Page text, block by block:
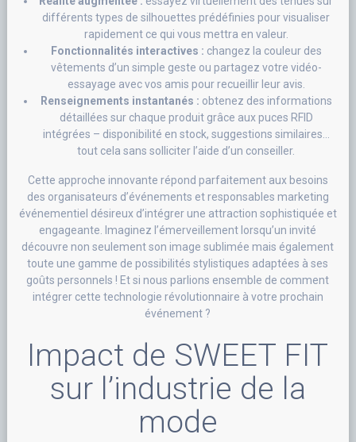
différents types de silhouettes prédéfinies pour visualiser
rapidement ce qui vous mettra en valeur.
Fonctionnalités interactives : changez la couleur des
vêtements d’un simple geste ou partagez votre vidéo-
essayage avec vos amis pour recueillir leur avis.
Renseignements instantanés : obtenez des informations
détaillées sur chaque produit grâce aux puces RFID
intégrées – disponibilité en stock, suggestions similaires…
tout cela sans solliciter l’aide d’un conseiller.
Cette approche innovante répond parfaitement aux besoins
des organisateurs d’événements et responsables marketing
événementiel désireux d’intégrer une attraction sophistiquée et
engageante. Imaginez l’émerveillement lorsqu’un invité
découvre non seulement son image sublimée mais également
toute une gamme de possibilités stylistiques adaptées à ses
goûts personnels ! Et si nous parlions ensemble de comment
intégrer cette technologie révolutionnaire à votre prochain
événement ?
Impact de SWEET FIT
sur l’industrie de la
mode